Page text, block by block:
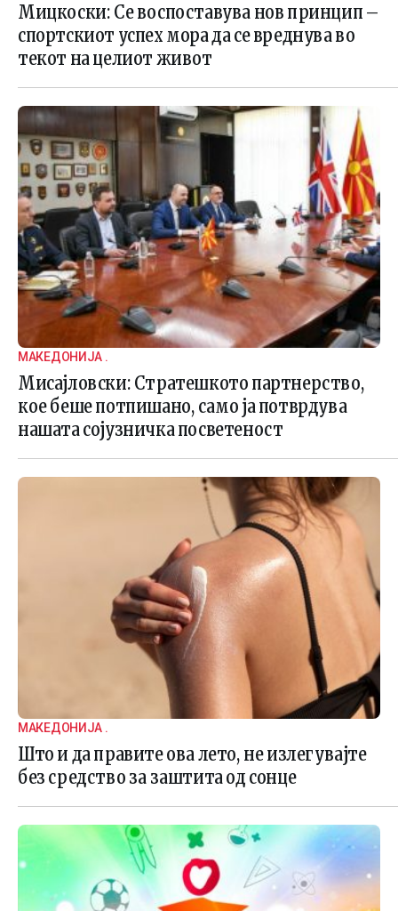
Мицкоски: Се воспоставува нов принцип –
спортскиот успех мора да се вреднува во
текот на целиот живот
МАКЕДОНИЈА .
Мисајловски: Стратешкото партнерство,
кое беше потпишано, само ја потврдува
нашата сојузничка посветеност
МАКЕДОНИЈА .
Што и да правите ова лето, не излегувајте
без средство за заштита од сонце